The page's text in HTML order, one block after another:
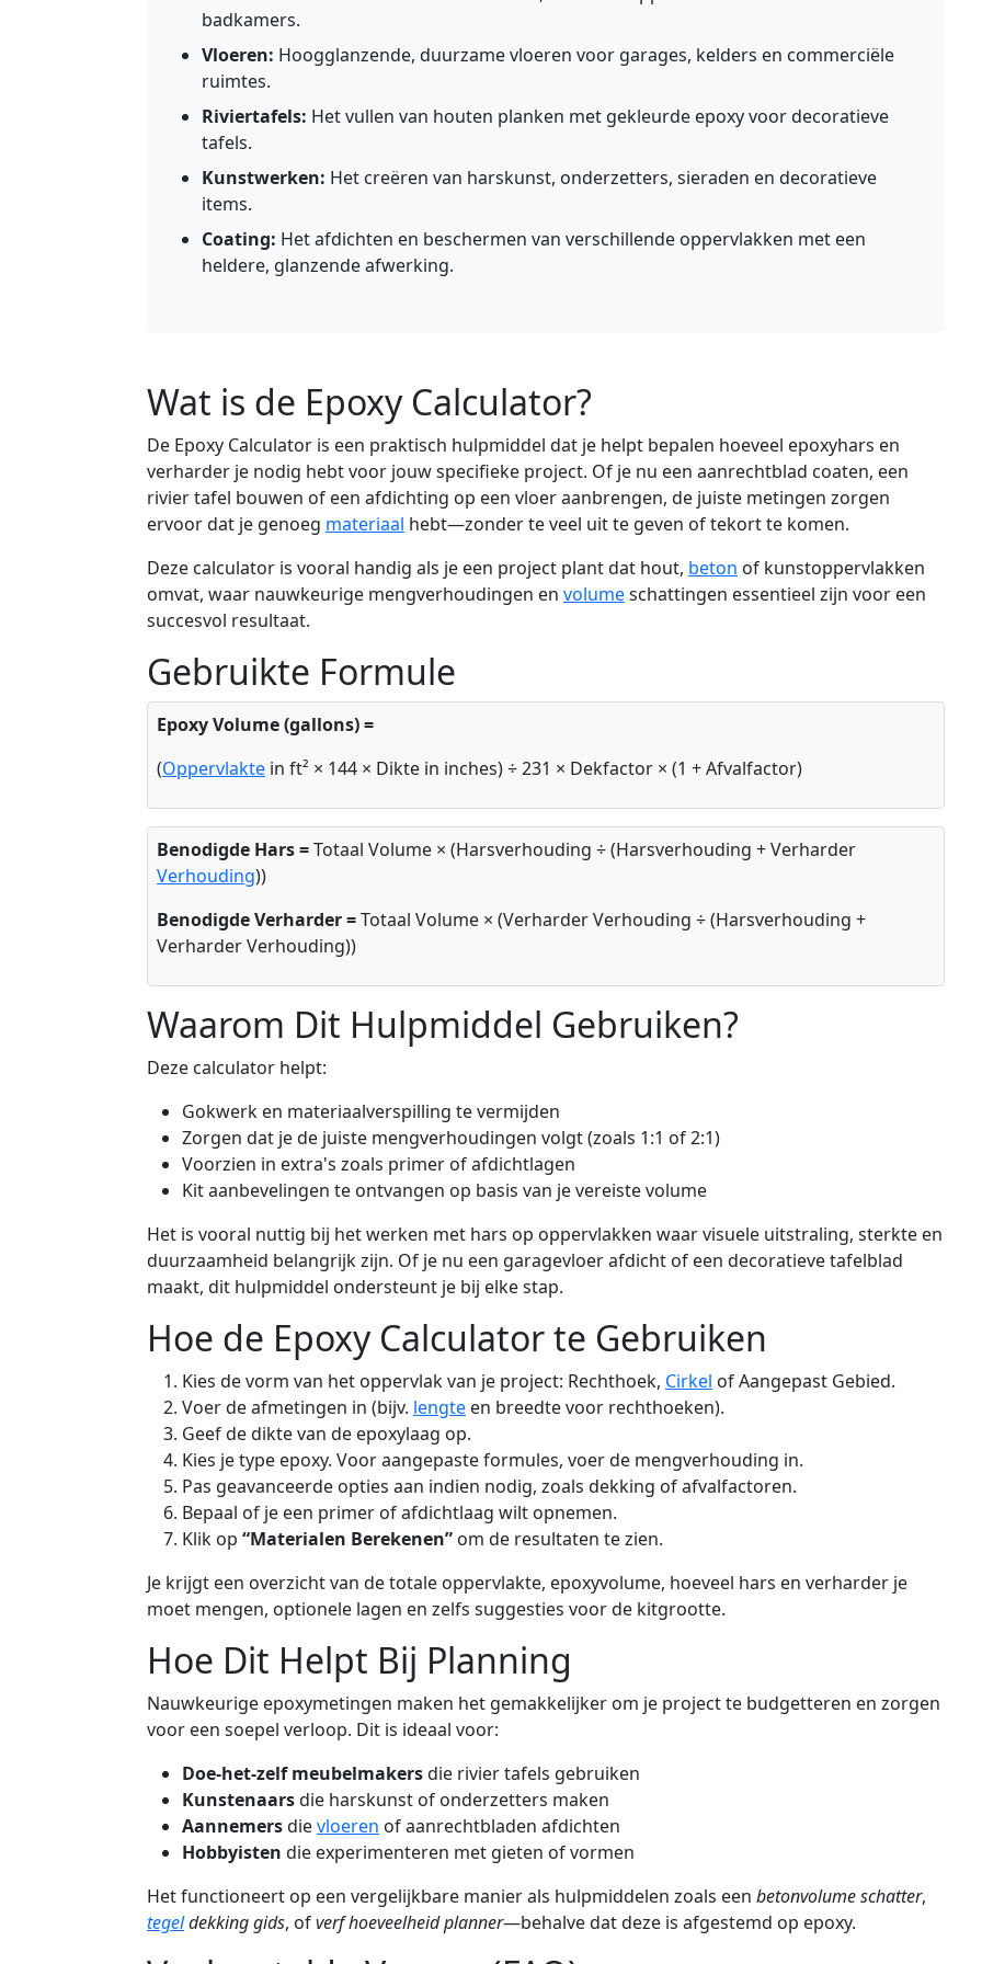
badkamers.
Vloeren: Hoogglanzende, duurzame vloeren voor garages, kelders en commerciële
ruimtes.
Riviertafels: Het vullen van houten planken met gekleurde epoxy voor decoratieve
tafels.
Kunstwerken: Het creëren van harskunst, onderzetters, sieraden en decoratieve
items.
Coating: Het afdichten en beschermen van verschillende oppervlakken met een
heldere, glanzende afwerking.
Wat is de Epoxy Calculator?
De Epoxy Calculator is een praktisch hulpmiddel dat je helpt bepalen hoeveel epoxyhars en
verharder je nodig hebt voor jouw specifieke project. Of je nu een aanrechtblad coaten, een
rivier tafel bouwen of een afdichting op een vloer aanbrengen, de juiste metingen zorgen
ervoor dat je genoeg materiaal hebt—zonder te veel uit te geven of tekort te komen.
Deze calculator is vooral handig als je een project plant dat hout, beton of kunstoppervlakken
omvat, waar nauwkeurige mengverhoudingen en volumeschattingen essentieel zijn voor een
succesvol resultaat.
Gebruikte Formule
Epoxy Volume (gallons) =
(Oppervlakte in ft² × 144 × Dikte in inches) ÷ 231 × Dekfactor × (1 + Afvalfactor)
Benodigde Hars =Totaal Volume × (Harsverhouding ÷ (Harsverhouding + Verharder
Verhouding))
Benodigde Verharder =Totaal Volume × (Verharder Verhouding ÷ (Harsverhouding +
Verharder Verhouding))
Waarom Dit Hulpmiddel Gebruiken?
Deze calculator helpt:
Gokwerk en materiaalverspilling te vermijden
Zorgen dat je de juiste mengverhoudingen volgt (zoals 1:1 of 2:1)
Voorzien in extra's zoals primer of afdichtlagen
Kit aanbevelingen te ontvangen op basis van je vereiste volume
Het is vooral nuttig bij het werken met hars op oppervlakken waar visuele uitstraling, sterkte en
duurzaamheid belangrijk zijn. Of je nu een garagevloer afdicht of een decoratieve tafelblad
maakt, dit hulpmiddel ondersteunt je bij elke stap.
Hoe de Epoxy Calculator te Gebruiken
Kies de vorm van het oppervlak van je project: Rechthoek, Cirkel of Aangepast Gebied.
Voer de afmetingen in (bijv. lengte en breedte voor rechthoeken).
Geef de dikte van de epoxylaag op.
Kies je type epoxy. Voor aangepaste formules, voer de mengverhouding in.
Pas geavanceerde opties aan indien nodig, zoals dekking of afvalfactoren.
Bepaal of je een primer of afdichtlaag wilt opnemen.
Klik op “Materialen Berekenen” om de resultaten te zien.
Je krijgt een overzicht van de totale oppervlakte, epoxyvolume, hoeveel hars en verharder je
moet mengen, optionele lagen en zelfs suggesties voor de kitgrootte.
Hoe Dit Helpt Bij Planning
Nauwkeurige epoxymetingen maken het gemakkelijker om je project te budgetteren en zorgen
voor een soepel verloop. Dit is ideaal voor:
Doe-het-zelf meubelmakersdie rivier tafels gebruiken
Kunstenaarsdie harskunst of onderzetters maken
Aannemersdievloeren of aanrechtbladen afdichten
Hobbyisten die experimenteren met gieten of vormen
Het functioneert op een vergelijkbare manier als hulpmiddelen zoals een betonvolume schatter,
tegeldekking gids, ofverf hoeveelheid planner—behalve dat deze is afgestemd op epoxy.